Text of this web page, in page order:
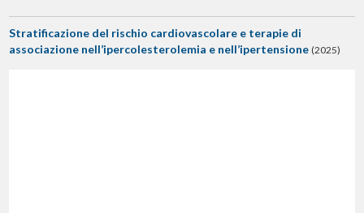
Stratificazione del rischio cardiovascolare e terapie di
associazione nell’ipercolesterolemia e nell’ipertensione (2025)